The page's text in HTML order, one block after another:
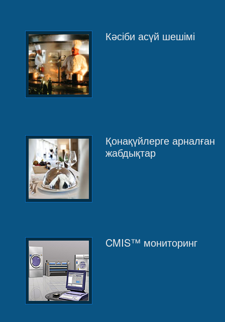
Кәсіби асүй шешімі
Қонақүйлерге арналған
жабдықтар
CMIS™ мониторинг